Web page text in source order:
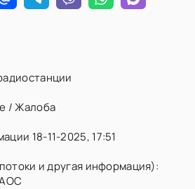
/ Жалоба
18-11-2025, 17:51
и другая информация):